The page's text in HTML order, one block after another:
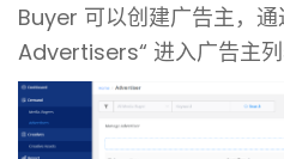
Buyer 可以创建广告主，通
Advertisers“ 进入广告主列